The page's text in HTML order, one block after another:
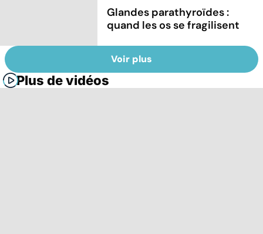
Glandes parathyroïdes :
quand les os se fragilisent
Voir plus
Plus de vidéos